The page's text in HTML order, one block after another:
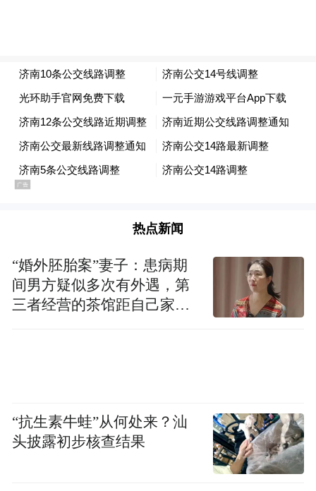
67路：调整后由李家塘开往省体育中心，沿
英雄山路向北、经十路向东至省体育中心，
撤销无影山、十一中、地铁济南站北、天桥
区政府、堤口路东口、天桥南、大观园、纬
67路李家塘发车时间为5:30—19:00，省体育
中心发车时间为6:00—19:30。
K72路：调整后沿济泺路向南至东西丹凤街
二路向北、经一路向东、纬一路向南（上
行：纬一路向南、经二路向西）至馆驿街向
东恢复原线，撤销天桥区政府、堤口路东
热点新闻
“婚外胚胎案”妻子：患病期
间男方疑似多次有外遇，第
三者经营的茶馆距自己家步
“抗生素牛蛙”从何处来？汕
头披露初步核查结果